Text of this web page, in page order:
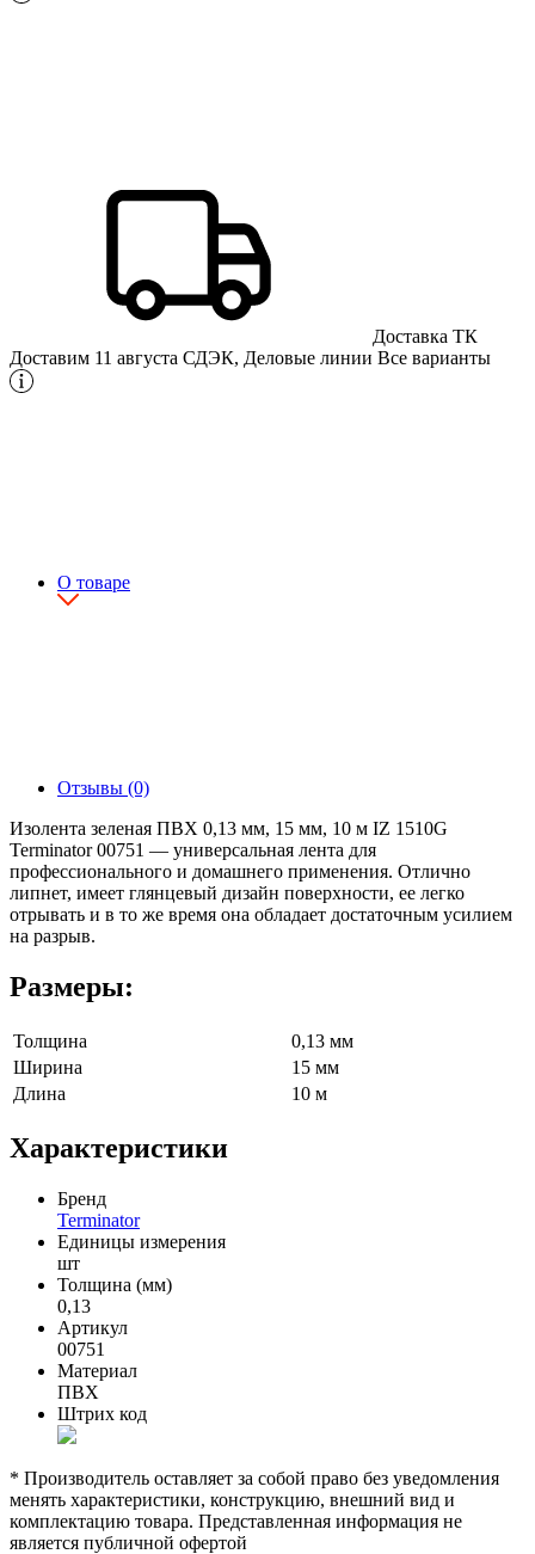
Доставка ТК
Доставим 11 августа СДЭК, Деловые линии Все варианты
О товаре
Отзывы (0)
Изолента зеленая ПВХ 0,13 мм, 15 мм, 10 м IZ 1510G
Terminator 00751 — универсальная лента для
профессионального и домашнего применения. Отлично
липнет, имеет глянцевый дизайн поверхности, ее легко
отрывать и в то же время она обладает достаточным усилием
на разрыв.
Размеры:
Толщина
0,13 мм
Ширина
15 мм
Длина
10 м
Характеристики
Бренд
Terminator
Единицы измерения
шт
Толщина (мм)
0,13
Артикул
00751
Материал
ПВХ
Штрих код
* Производитель оставляет за собой право без уведомления
менять характеристики, конструкцию, внешний вид и
комплектацию товара. Представленная информация не
является публичной офертой